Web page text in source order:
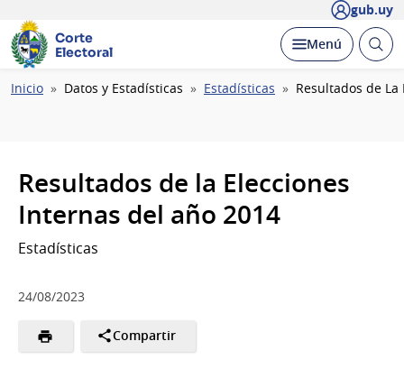
gub.uy
Corte
Electoral
Desplegar
Menú Abrir
Ruta
Inicio Datos y Estadísticas Estadísticas Resultados de
Resultados de la Elecciones
Internas del año 2014
Estadísticas
24/08/2023
Compartir